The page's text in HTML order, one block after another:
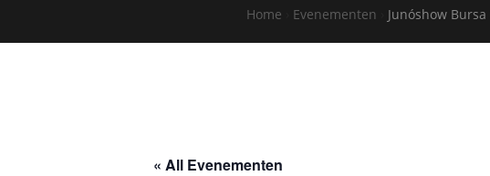
Home Evenementen Junóshow
« All Evenementen